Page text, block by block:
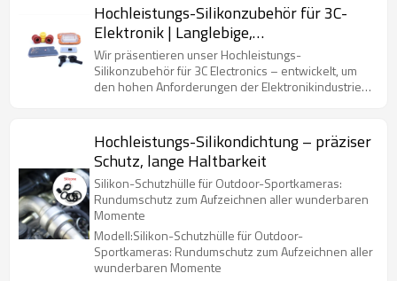
Hochleistungs-Silikonzubehör für 3C-
Elektronik | Langlebige,
temperaturbeständige
Umspritzkomponenten
Wir präsentieren unser Hochleistungs-
Silikonzubehör für 3C Electronics – entwickelt, um
den hohen Anforderungen der Elektronikindustrie
Haltbarkeit und Temperaturbeständigkeit und
gewährleisten zuverlässige Leistung über einen
weiten Temperaturbereich.
Hochleistungs-Silikondichtung – präziser
Schutz, lange Haltbarkeit
Silikon-Schutzhülle für Outdoor-Sportkameras:
Rundumschutz zum Aufzeichnen aller wunderbaren
Momente
Modell:Silikon-Schutzhülle für Outdoor-
Sportkameras: Rundumschutz zum Aufzeichnen aller
wunderbaren Momente